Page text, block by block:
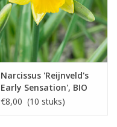
Narcissus 'Reijnveld's
Early Sensation', BIO
€8,00 (10 stuks)